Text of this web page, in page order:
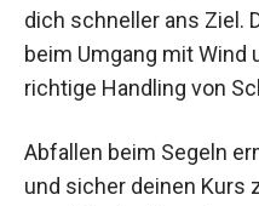
dich schneller ans Ziel.
beim Umgang mit Wind
richtige Handling von
Abfallen beim Segeln
und sicher deinen Kurs